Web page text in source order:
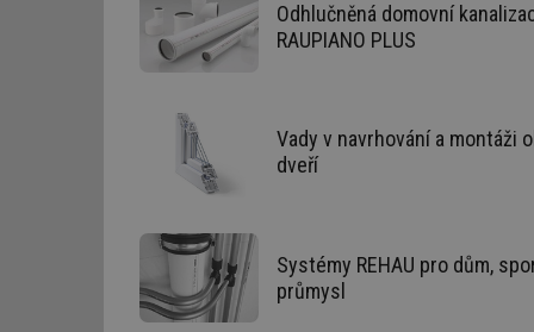
Odhlučněná domovní
RAUPIANO PLUS
Vady v navrhování a montáži
dveří
Systémy REHAU pro dům,
průmysl
g_csrf_token